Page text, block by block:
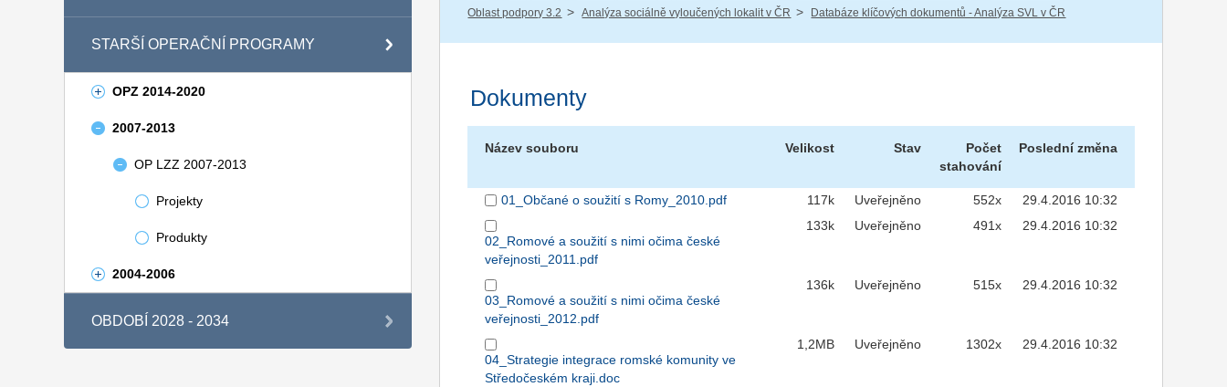
STARŠÍ OPERAČNÍ PROGRAMY
OPZ 2014-2020
2007-2013
OP LZZ 2007-2013
Projekty
Produkty
2004-2006
OBDOBÍ 2028 - 2034
Oblast podpory 3.2 / Analýza sociálně vyloučených lokalit v ČR / Databáze klíčových dokumentů - Analýza SVL v ČR
Dokumenty
Název souboru Velikost Stav
Počet
stahování
Poslední změna
01_Občané o soužití s Romy_2010.pdf 117k Uveřejněno 552x 29.4.2016 10:32
02_Romové a soužití s nimi očima české
veřejnosti_2011.pdf
133k Uveřejněno 491x 29.4.2016 10:32
03_Romové a soužití s nimi očima české
veřejnosti_2012.pdf
136k Uveřejněno 515x 29.4.2016 10:32
04_Strategie integrace romské komunity ve
Středočeském kraji.doc
1,2MB Uveřejněno 1302x 29.4.2016 10:32